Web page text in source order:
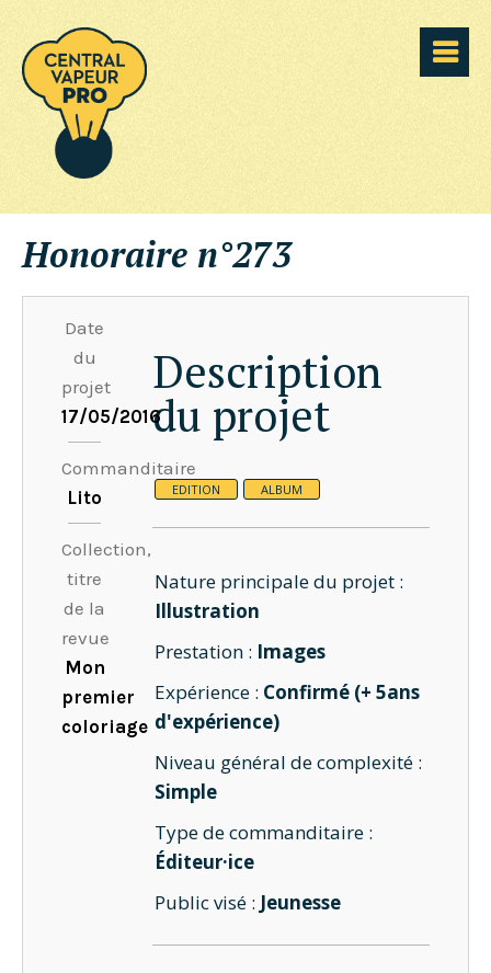
Honoraire n°273
Date
du
projet
17/05/2016
Commanditaire
Lito
Collection,
titre
de la
revue
Mon
premier
coloriage
Description
du projet
EDITION ALBUM
Nature principale du projet :
Illustration
Prestation : Images
Expérience : Confirmé (+ 5ans
d'expérience)
Niveau général de complexité :
Simple
Type de commanditaire :
Éditeur·ice
Public visé : Jeunesse